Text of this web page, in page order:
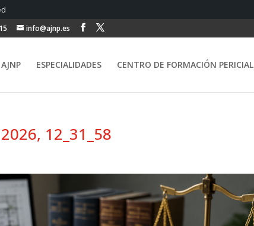
info@ajnp.es
AJNP ESPECIALIDADES CENTRO DE FORMACIÓN PERICIAL
12_31_58